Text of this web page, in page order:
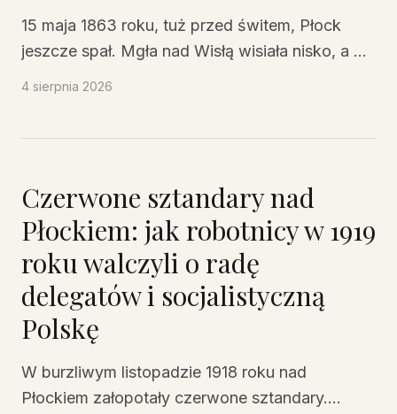
15 maja 1863 roku, tuż przed świtem, Płock
jeszcze spał. Mgła nad Wisłą wisiała nisko, a w
Więzienną, z okien kamienic zaczęły spadać
pierwsze bukiety. Róże, fiołki, konwalie. Cała
droga do rogatek płońskich tonęła w kwiatach.
Płocczanki nie bały się carskich bagnetów.
Rzucały je w milczeniu, jakby chciały choć na
chwilę osłonić skazańca przed kulami.
4 sierpnia 2026
Czerwone sztandary nad
Płockiem: jak robotnicy w 1919
roku walczyli o radę
delegatów i socjalistyczną
Polskę
W burzliwym listopadzie 1918 roku nad
Płockiem załopotały czerwone sztandary.